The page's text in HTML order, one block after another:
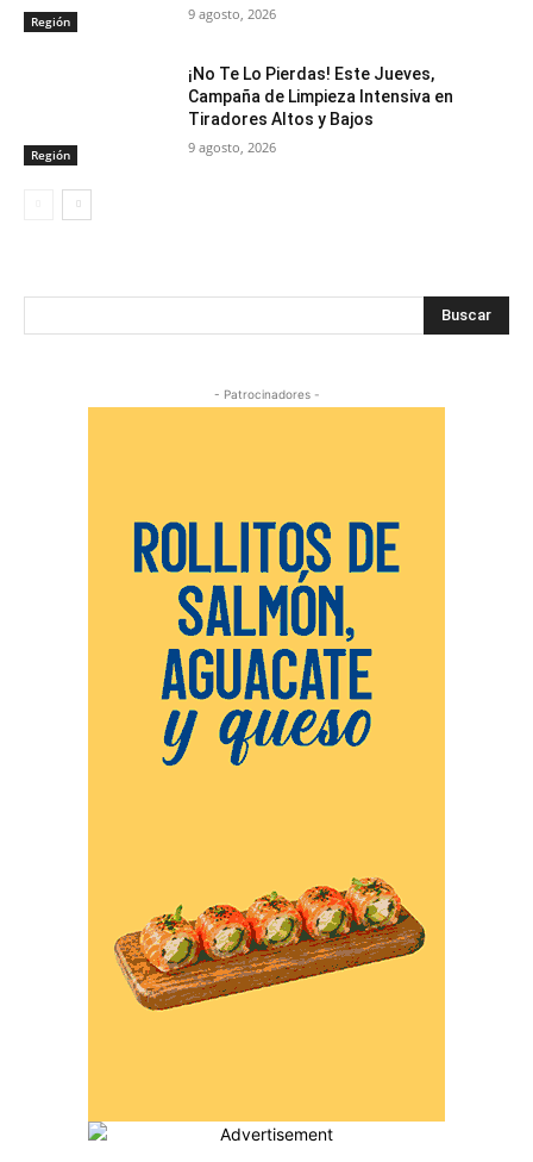
Región 9 agosto, 2026
Región
¡No Te Lo Pierdas! Este Jueves,
Campaña de Limpieza Intensiva en
Tiradores Altos y Bajos
9 agosto, 2026
Buscar
- Patrocinadores -